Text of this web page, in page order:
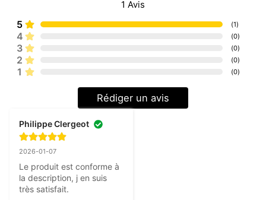
1 Avis
5 (1)
4 (0)
3 (0)
2 (0)
1 (0)
Rédiger un avis
Philippe Clergeot
2026-01-07
Le produit est conforme à
la description, j en suis
très satisfait.